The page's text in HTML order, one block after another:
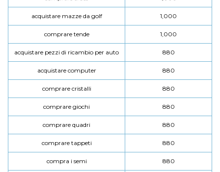
acquistare mazze da golf 1,000
comprare tende 1,000
acquistare pezzi di ricambio per auto 880
acquistare computer 880
comprare cristalli 880
comprare giochi 880
comprare quadri 880
comprare tappeti 880
compra i semi 880